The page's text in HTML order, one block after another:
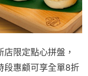
限定點心拼盤，
段惠顧可享全單8折